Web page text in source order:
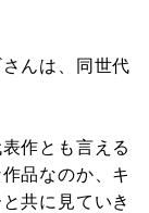
んは、同世代
作とも言える
品なのか、キ
共に見ていき